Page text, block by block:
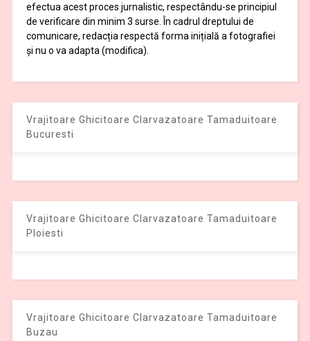
efectua acest proces jurnalistic, respectându-se principiul
de verificare din minim 3 surse. În cadrul dreptului de
comunicare, redacția respectă forma inițială a fotografiei
și nu o va adapta (modifica).
Vrajitoare Ghicitoare Clarvazatoare Tamaduitoare
Bucuresti
Vrajitoare Ghicitoare Clarvazatoare Tamaduitoare
Ploiesti
Vrajitoare Ghicitoare Clarvazatoare Tamaduitoare
Buzau